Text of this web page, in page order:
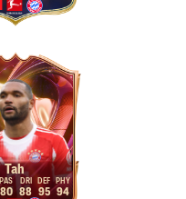
Tah
80 88 95 94